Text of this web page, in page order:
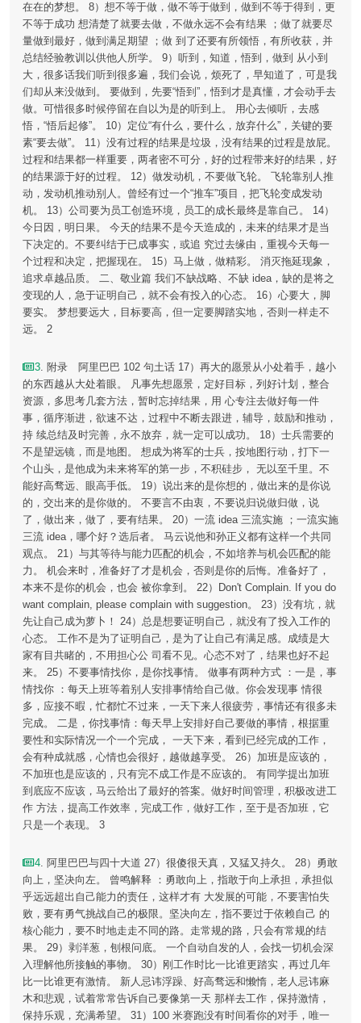
在在的梦想。 8）想不等于做，做不等于做到，做到不等于得到，更
不等于成功 想清楚了就要去做，不做永远不会有结果 ；做了就要尽
量做到最好，做到满足期望 ；做 到了还要有所领悟，有所收获，并
总结经验教训以供他人所学。 9）听到，知道，悟到，做到 从小到
大，很多话我们听到很多遍，我们会说，烦死了，早知道了，可是我
们却从来没做到。 要做到，先要“悟到”，悟到才是真懂，才会动手去
做。可惜很多时候停留在自以为是的听到上。 用心去倾听，去感
悟，“悟后起修”。 10）定位“有什么，要什么，放弃什么”，关键的要
素“要去做”。 11）没有过程的结果是垃圾，没有结果的过程是放屁。
过程和结果都一样重要，两者密不可分，好的过程带来好的结果，好
的结果源于好的过程。 12）做发动机，不要做飞轮。 飞轮靠别人推
动，发动机推动别人。曾经有过一个“推车”项目，把飞轮变成发动
机。 13）公司要为员工创造环境，员工的成长最终是靠自己。 14）
今日因，明日果。 今天的结果不是今天造成的，未来的结果才是当
下决定的。不要纠结于已成事实，或追 究过去缘由，重视今天每一
个过程和决定，把握现在。 15）马上做，做精彩。 消灭拖延现象，
追求卓越品质。 二、敬业篇 我们不缺战略、不缺 idea，缺的是将之
变现的人，急于证明自己，就不会有投入的心态。 16）心要大，脚
要实。 梦想要远大，目标要高，但一定要脚踏实地，否则一样走不
远。 2
3. 附录 阿里巴巴 102 句土话 17）再大的愿景从小处着手，越小
的东西越从大处着眼。 凡事先想愿景，定好目标，列好计划，整合
资源，多思考几套方法，暂时忘掉结果，用 心专注去做好每一件
事，循序渐进，欲速不达，过程中不断去跟进，辅导，鼓励和推动，
持 续总结及时完善，永不放弃，就一定可以成功。 18）士兵需要的
不是望远镜，而是地图。 想成为将军的士兵，按地图行动，打下一
个山头，是他成为未来将军的第一步，不积硅步， 无以至千里。不
能好高骛远、眼高手低。 19）说出来的是你想的，做出来的是你说
的，交出来的是你做的。 不要言不由衷，不要说归说做归做，说
了，做出来，做了，要有结果。 20）一流 idea 三流实施 ；一流实施
三流 idea，哪个好？选后者。 马云说他和孙正义都有这样一个共同
观点。 21）与其等待与能力匹配的机会，不如培养与机会匹配的能
力。 机会来时，准备好了才是机会，否则是你的后悔。准备好了，
本来不是你的机会，也会 被你拿到。 22）Don't Complain. If you do
want complain, please complain with suggestion。 23）没有坑，就
先让自己成为萝卜！ 24）总是想要证明自己，就没有了投入工作的
心态。 工作不是为了证明自己，是为了让自己有满足感。成绩是大
家有目共睹的，不用担心公 司看不见。心态不对了，结果也好不起
来。 25）不要事情找你，是你找事情。 做事有两种方式 ：一是，事
情找你 ：每天上班等着别人安排事情给自己做。你会发现事 情很
多，应接不暇，忙都忙不过来，一天下来人很疲劳，事情还有很多未
完成。 二是，你找事情：每天早上安排好自己要做的事情，根据重
要性和实际情况一个一个完成， 一天下来，看到已经完成的工作，
会有种成就感，心情也会很好，越做越享受。 26）加班是应该的，
不加班也是应该的，只有完不成工作是不应该的。 有同学提出加班
到底应不应该，马云给出了最好的答案。做好时间管理，积极改进工
作 方法，提高工作效率，完成工作，做好工作，至于是否加班，它
只是一个表现。 3
4. 阿里巴巴与四十大道 27）很傻很天真，又猛又持久。 28）勇敢
向上，坚决向左。 曾鸣解释 ：勇敢向上，指敢于向上承担，承担似
乎远远超出自己能力的责任，这样才有 大发展的可能，不要害怕失
败，要有勇气挑战自己的极限。坚决向左，指不要过于依赖自己 的
核心能力，要不时地走走不同的路。走常规的路，只会有常规的结
果。 29）剥洋葱，刨根问底。 一个自动自发的人，会找一切机会深
入理解他所接触的事物。 30）刚工作时比一比谁更踏实，再过几年
比一比谁更有激情。 新人忌讳浮躁、好高骛远和懒惰，老人忌讳麻
木和悲观，试着常常告诉自己要像第一天 那样去工作，保持激情，
保持乐观，充满希望。 31）100 米赛跑没有时间看你的对手，唯一